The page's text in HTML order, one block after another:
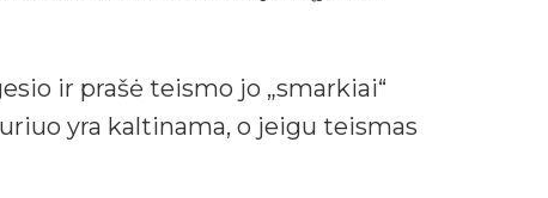
ir prašė teismo jo „smarkiai“
yra kaltinama, o jeigu teismas